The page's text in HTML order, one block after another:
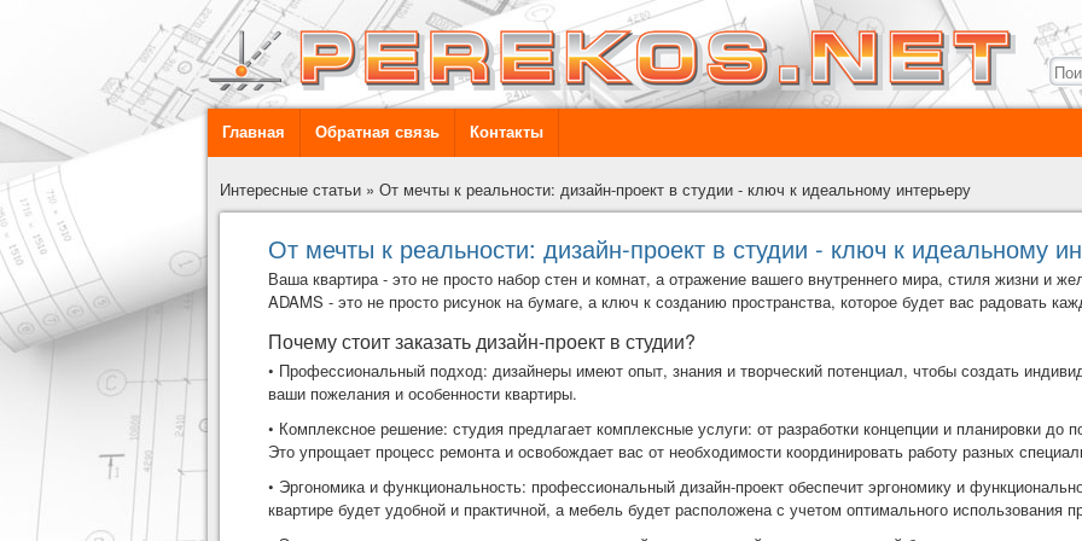
Главная Обратная связь Контакты
Интересные статьи » От мечты к реальности: дизайн-проект в студии - ключ к идеальному интерьеру
От мечты к реальности: дизайн-проект в студии - ключ к идеальному
Ваша квартира - это не просто набор стен и комнат, а отражение вашего внутреннего мира, стиля жизни и
ADAMS - это не просто рисунок на бумаге, а ключ к созданию пространства, которое будет вас радовать
Почему стоит заказать дизайн-проект в студии?
• Профессиональный подход: дизайнеры имеют опыт, знания и творческий потенциал, чтобы создать
ваши пожелания и особенности квартиры.
• Комплексное решение: студия предлагает комплексные услуги: от разработки концепции и планировки до
Это упрощает процесс ремонта и освобождает вас от необходимости координировать работу разных
• Эргономика и функциональность: профессиональный дизайн-проект обеспечит эргономику и
квартире будет удобной и практичной, а мебель будет расположена с учетом оптимального использования